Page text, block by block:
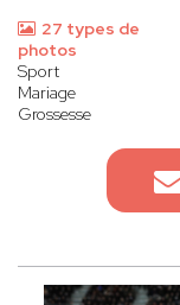
27 types de
photos
Sport
Mariage
Grossesse